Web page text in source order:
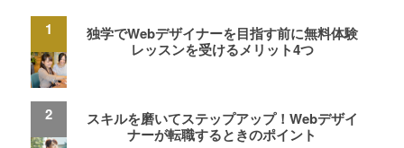
独学でWebデザイナーを目指す前に無料体験
レッスンを受けるメリット4つ
スキルを磨いてステップアップ！Webデザイ
ナーが転職するときのポイント